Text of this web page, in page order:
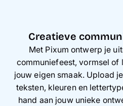
Creatieve
Met Pixum ontwerp je
communiefeest, vormsel
jouw eigen smaak. Upload
teksten, kleuren en
hand aan jouw unieke